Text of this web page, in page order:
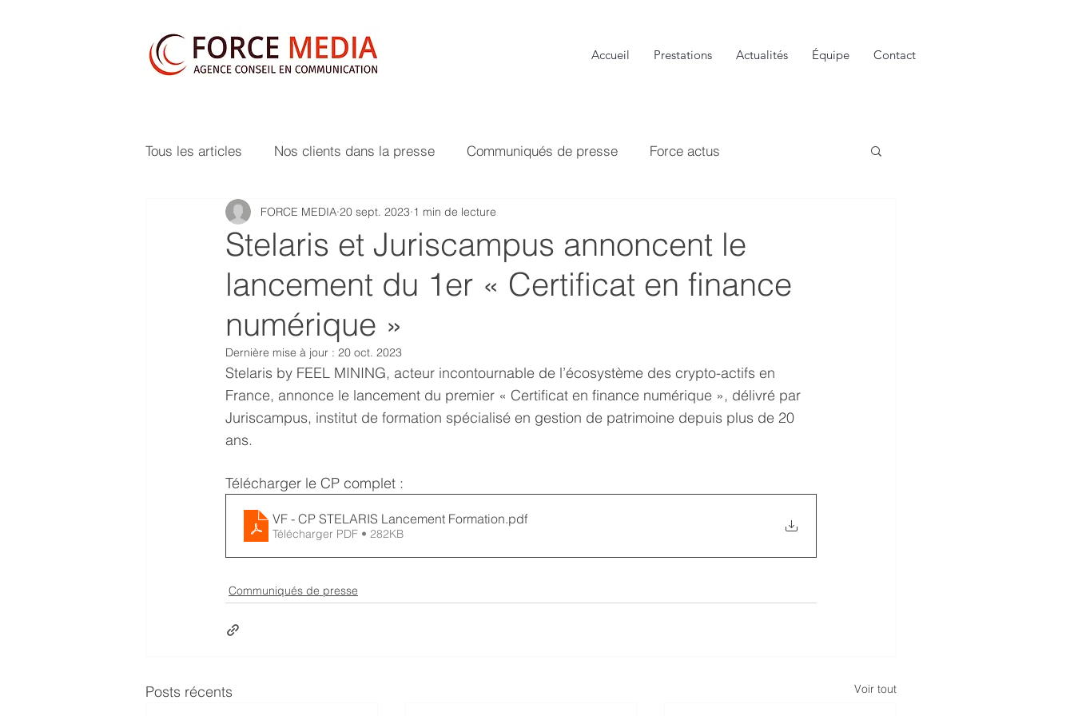
Accueil Prestations Actualités Équipe Contact
Tous les articles Nos clients dans la presse Communiqués de presse Force actus
Stelaris et Juriscampus annoncent le
lancement du 1er « Certificat en finance
numérique »
FORCE MEDIA 20 sept. 2023 1 min de lecture
Dernière mise à jour : 20 oct. 2023
Stelaris by FEEL MINING, acteur incontournable de l’écosystème des crypto-actifs en
France, annonce le lancement du premier « Certificat en finance numérique », délivré par
Juriscampus, institut de formation spécialisé en gestion de patrimoine depuis plus de 20
ans.
Télécharger le CP complet :
VF - CP STELARIS Lancement Formation.pdf
Télécharger PDF • 282KB
Communiqués de presse
Posts récents Voir tout